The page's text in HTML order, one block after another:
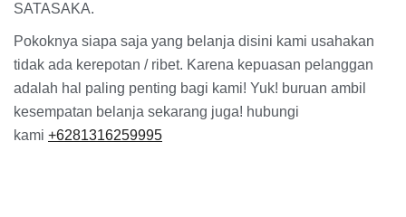
SATASAKA.
Pokoknya siapa saja yang belanja disini kami usahakan
tidak ada kerepotan / ribet. Karena kepuasan pelanggan
adalah hal paling penting bagi kami! Yuk! buruan ambil
kesempatan belanja sekarang juga! hubungi
kami +6281316259995